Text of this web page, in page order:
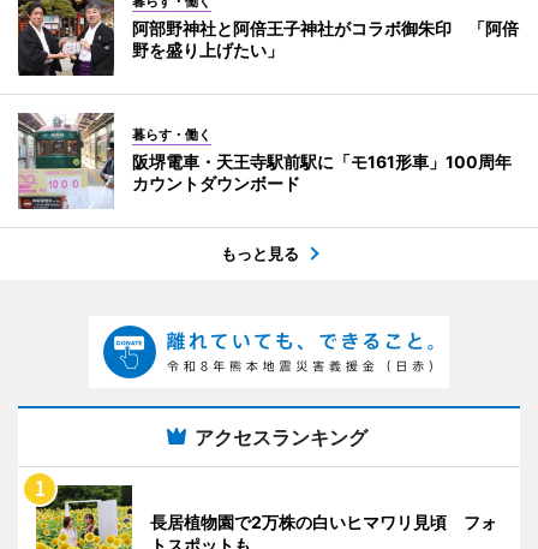
阿部野神社と阿倍王子神社がコラボ御朱印 「阿倍
野を盛り上げたい」
暮らす・働く
阪堺電車・天王寺駅前駅に「モ161形車」100周年
カウントダウンボード
もっと見る
アクセスランキング
長居植物園で2万株の白いヒマワリ見頃 フォ
トスポットも